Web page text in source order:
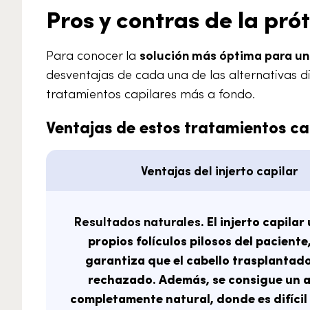
Pros y contras de la
Para conocer la solución más óptima para
desventajas de cada una de las alternativas
tratamientos capilares más a fondo.
Ventajas de estos tratamientos
Ventajas del injerto capilar
Resultados naturales. El injerto capilar
propios folículos pilosos del
garantiza que el cabello
rechazado. Además, se consigue un
completamente natural, donde es